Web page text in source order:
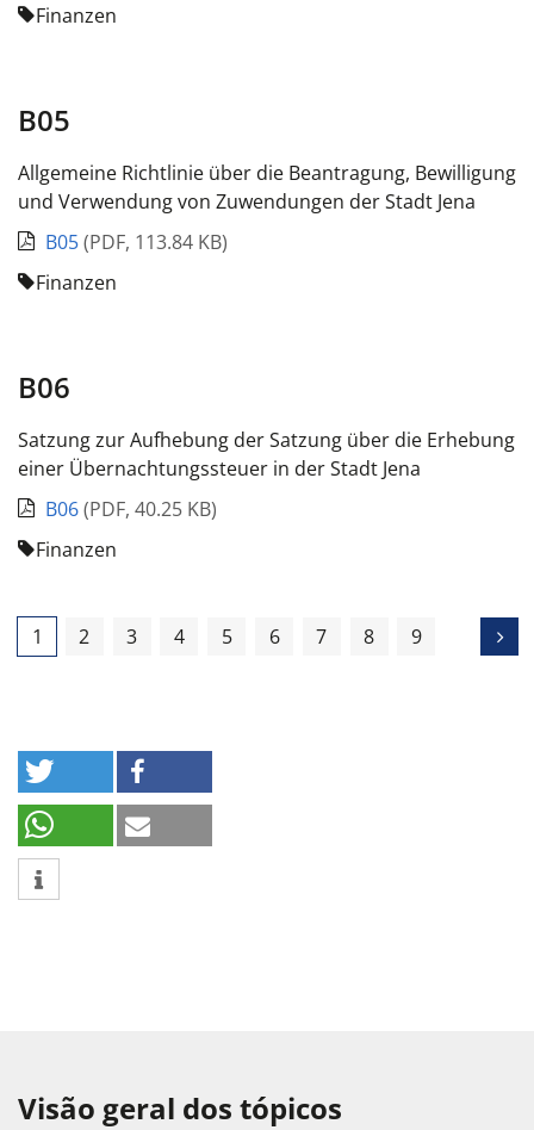
Finanzen
B05
Allgemeine Richtlinie über die Beantragung, Bewilligung
und Verwendung von Zuwendungen der Stadt Jena
B05(PDF, 113.84 KB)
Finanzen
B06
Satzung zur Aufhebung der Satzung über die Erhebung
einer Übernachtungssteuer in der Stadt Jena
B06(PDF, 40.25 KB)
Finanzen
1 2 3 4 5 6 7 8 9
Visão geral dos tópicos